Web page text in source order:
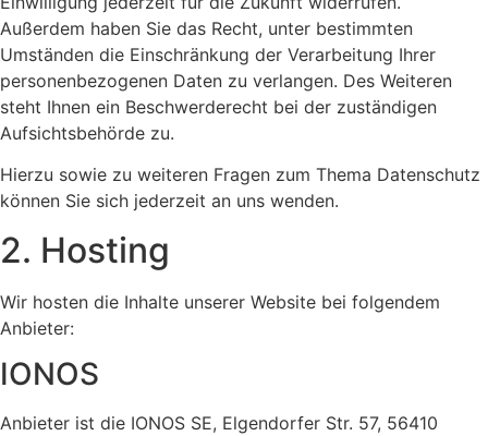
Außerdem haben Sie das Recht, unter bestimmten
Umständen die Einschränkung der Verarbeitung Ihrer
personenbezogenen Daten zu verlangen. Des Weiteren
steht Ihnen ein Beschwerderecht bei der zuständigen
Aufsichtsbehörde zu.
Hierzu sowie zu weiteren Fragen zum Thema Datenschutz
können Sie sich jederzeit an uns wenden.
2. Hosting
Wir hosten die Inhalte unserer Website bei folgendem
Anbieter:
IONOS
Anbieter ist die IONOS SE, Elgendorfer Str. 57, 56410